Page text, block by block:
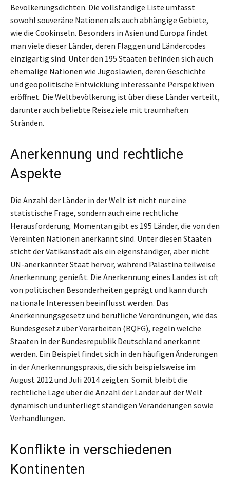
Bevölkerungsdichten. Die vollständige Liste umfasst
sowohl souveräne Nationen als auch abhängige Gebiete,
wie die Cookinseln. Besonders in Asien und Europa findet
man viele dieser Länder, deren Flaggen und Ländercodes
einzigartig sind. Unter den 195 Staaten befinden sich auch
ehemalige Nationen wie Jugoslawien, deren Geschichte
und geopolitische Entwicklung interessante Perspektiven
eröffnet. Die Weltbevölkerung ist über diese Länder verteilt,
darunter auch beliebte Reiseziele mit traumhaften
Stränden.
Anerkennung und rechtliche
Aspekte
Die Anzahl der Länder in der Welt ist nicht nur eine
statistische Frage, sondern auch eine rechtliche
Herausforderung. Momentan gibt es 195 Länder, die von den
Vereinten Nationen anerkannt sind. Unter diesen Staaten
sticht der Vatikanstadt als ein eigenständiger, aber nicht
UN-anerkannter Staat hervor, während Palästina teilweise
Anerkennung genießt. Die Anerkennung eines Landes ist oft
von politischen Besonderheiten geprägt und kann durch
nationale Interessen beeinflusst werden. Das
Anerkennungsgesetz und berufliche Verordnungen, wie das
Bundesgesetz über Vorarbeiten (BQFG), regeln welche
Staaten in der Bundesrepublik Deutschland anerkannt
werden. Ein Beispiel findet sich in den häufigen Änderungen
in der Anerkennungspraxis, die sich beispielsweise im
August 2012 und Juli 2014 zeigten. Somit bleibt die
rechtliche Lage über die Anzahl der Länder auf der Welt
dynamisch und unterliegt ständigen Veränderungen sowie
Verhandlungen.
Konflikte in verschiedenen
Kontinenten